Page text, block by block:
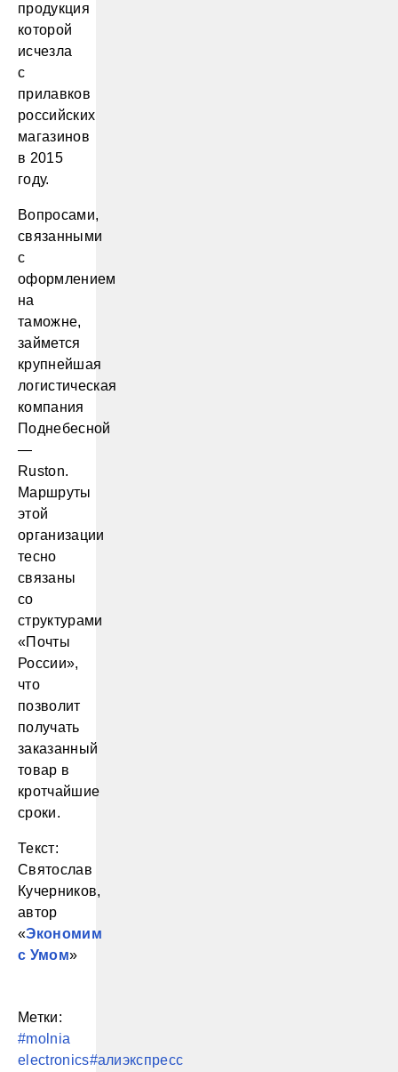
продукция
которой
исчезла
с
прилавков
российских
магазинов
в 2015
году.
Вопросами,
связанными
с
оформлением
на
таможне,
займется
крупнейшая
логистическая
компания
Поднебесной
—
Ruston.
Маршруты
этой
организации
тесно
связаны
со
структурами
«Почты
России»,
что
позволит
получать
заказанный
товар в
кротчайшие
сроки.
Текст:
Святослав
Кучерников,
автор
«Экономим
с Умом»
Метки:
#molnia
electronics#алиэкспресс